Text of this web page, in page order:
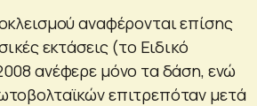
αναφέρονται επίσης
εκτάσεις (το Ειδικό
ανέφερε μόνο τα δάση, ενώ
επιτρεπόταν μετά